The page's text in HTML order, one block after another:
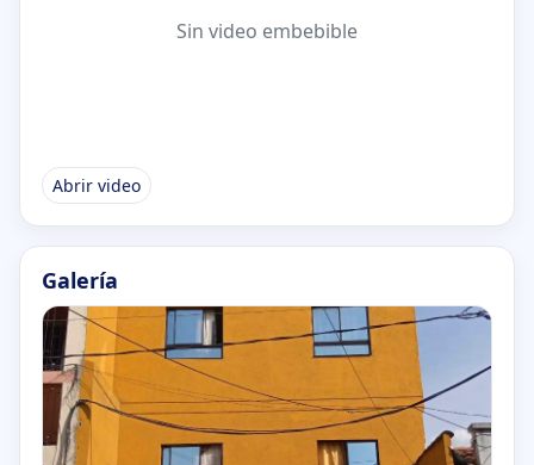
Sin video embebible
Abrir video
Galería